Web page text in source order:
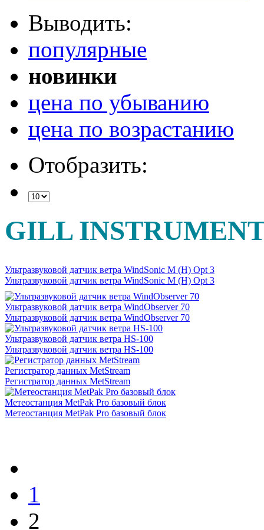
Выводить:
популярные
новинки
цена по убыванию
цена по возрастанию
Отобразить:
GILL
Ультразвуковой датчик ветра WindSonic M (H) Opt 3
Ультразвуковой датчик ветра WindSonic M (H) Opt 3
Ультразвуковой датчик ветра WindObserver 70
Ультразвуковой датчик ветра WindObserver 70
Ультразвуковой датчик ветра HS-100
Ультразвуковой датчик ветра HS-100
Регистратор данных MetStream
Регистратор данных MetStream
Метеостанция MetPak Pro базовый блок
Метеостанция MetPak Pro базовый блок
1
2